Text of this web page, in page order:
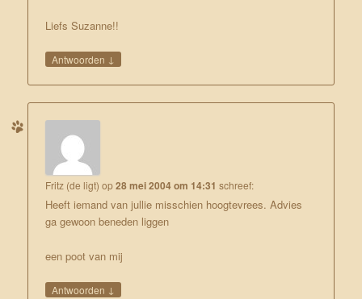
Liefs Suzanne!!
Antwoorden ↓
Fritz (de ligt) op28 mei 2004 om 14:31 schreef:
Heeft iemand van jullie misschien hoogtevrees. Advies
ga gewoon beneden liggen
een poot van mij
Antwoorden ↓